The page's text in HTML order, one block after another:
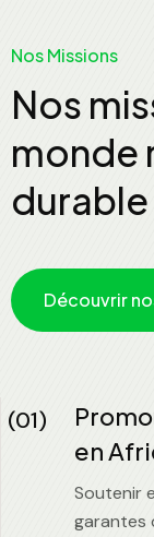
Nos Missions
Nos
monde
durable
Découvrir
(01)
en
Soutenir
garantes